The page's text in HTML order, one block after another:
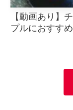
【動画あり】
プルにおすす